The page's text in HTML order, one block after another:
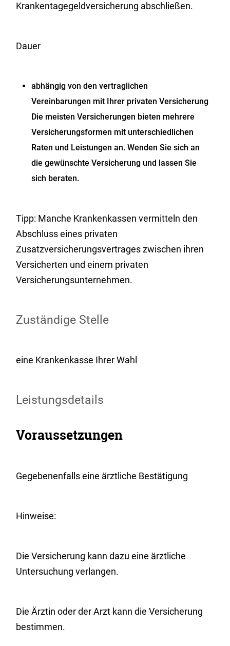
Krankentagegeldversicherung abschließen.
Dauer
abhängig von den vertraglichen
Vereinbarungen mit Ihrer privaten Versicherung
Die meisten Versicherungen bieten mehrere
Versicherungsformen mit unterschiedlichen
Raten und Leistungen an. Wenden Sie sich an
die gewünschte Versicherung und lassen Sie
sich beraten.
Tipp: Manche Krankenkassen vermitteln den
Abschluss eines privaten
Zusatzversicherungsvertrages zwischen ihren
Versicherten und einem privaten
Versicherungsunternehmen.
Zuständige Stelle
eine Krankenkasse Ihrer Wahl
Leistungsdetails
Voraussetzungen
Gegebenenfalls eine ärztliche Bestätigung
Hinweise:
Die Versicherung kann dazu eine ärztliche
Untersuchung verlangen.
Die Ärztin oder der Arzt kann die Versicherung
bestimmen.